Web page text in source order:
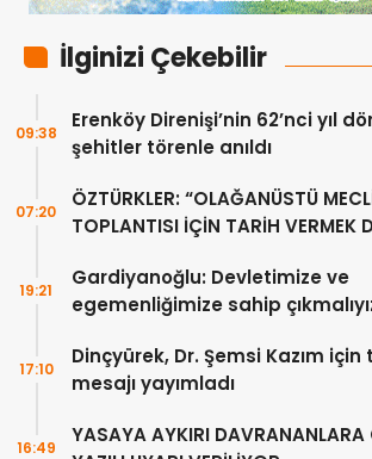
İlginizi Çekebilir
Erenköy Direnişi’nin 62’nci yıl
şehitler törenle anıldı
09:38
ÖZTÜRKLER: “OLAĞANÜSTÜ
TOPLANTISI İÇİN TARİH VERMEK
07:20
Gardiyanoğlu: Devletimize ve
egemenliğimize sahip
19:21
Dinçyürek, Dr. Şemsi Kazım için
mesajı yayımladı
17:10
YASAYA AYKIRI DAVRANANLARA
16:49